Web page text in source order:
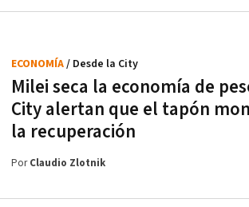
Milei seca la economía de
City alertan que el tapón
la recuperación
ECONOMÍA/ Desde la City
PorClaudio Zlotnik